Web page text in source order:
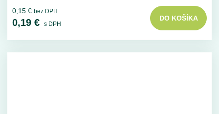
0,15 € bez DPH
0,19 € s DPH
DO KOŠÍKA